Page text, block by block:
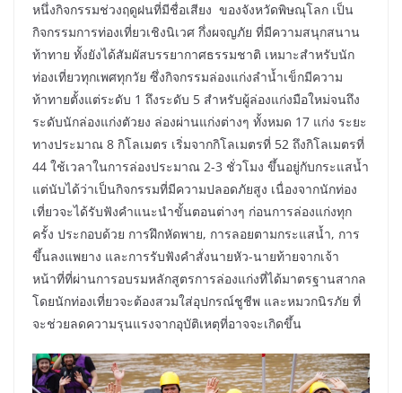
หนึ่งกิจกรรมช่วงฤดูฝนที่มีชื่อเสียง ของจังหวัดพิษณุโลก เป็น
กิจกรรมการท่องเที่ยวเชิงนิเวศ กึ่งผจญภัย ที่มีความสนุกสนาน
ท้าทาย ทั้งยังได้สัมผัสบรรยากาศธรรมชาติ เหมาะสำหรับนัก
ท่องเที่ยวทุกเพศทุกวัย ซึ่งกิจกรรมล่องแก่งลำน้ำเข็กมีความ
ท้าทายตั้งแต่ระดับ 1 ถึงระดับ 5 สำหรับผู้ล่องแก่งมือใหม่จนถึง
ระดับนักล่องแก่งตัวยง ล่องผ่านแก่งต่างๆ ทั้งหมด 17 แก่ง ระยะ
ทางประมาณ 8 กิโลเมตร เริ่มจากกิโลเมตรที่ 52 ถึงกิโลเมตรที่
44 ใช้เวลาในการล่องประมาณ 2-3 ชั่วโมง ขึ้นอยู่กับกระแสน้ำ
แต่นับได้ว่าเป็นกิจกรรมที่มีความปลอดภัยสูง เนื่องจากนักท่อง
เที่ยวจะได้รับฟังคำแนะนำขั้นตอนต่างๆ ก่อนการล่องแก่งทุก
ครั้ง ประกอบด้วย การฝึกหัดพาย, การลอยตามกระแสน้ำ, การ
ขึ้นลงแพยาง และการรับฟังคำสั่งนายหัว-นายท้ายจากเจ้า
หน้าที่ที่ผ่านการอบรมหลักสูตรการล่องแก่งที่ได้มาตรฐานสากล
โดยนักท่องเที่ยวจะต้องสวมใส่อุปกรณ์ชูชีพ และหมวกนิรภัย ที่
จะช่วยลดความรุนแรงจากอุบัติเหตุที่อาจจะเกิดขึ้น